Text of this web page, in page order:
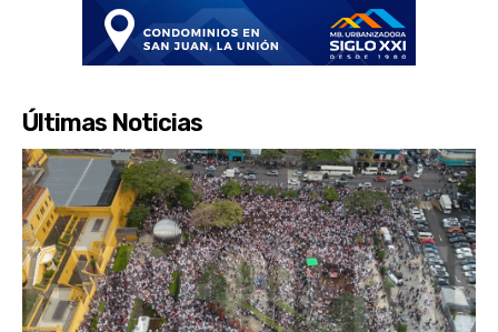
Últimas Noticias